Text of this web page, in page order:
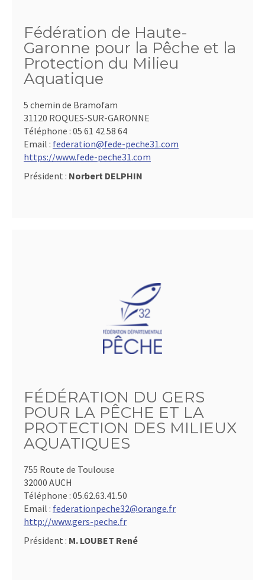
Fédération de Haute-
Garonne pour la Pêche et la
Protection du Milieu
Aquatique
5 chemin de Bramofam
31120 ROQUES-SUR-GARONNE
Téléphone : 05 61 42 58 64
Email : federation@fede-peche31.com
https://www.fede-peche31.com
Président : Norbert DELPHIN
FÉDÉRATION DU GERS
POUR LA PÊCHE ET LA
PROTECTION DES MILIEUX
AQUATIQUES
755 Route de Toulouse
32000 AUCH
Téléphone : 05.62.63.41.50
Email : federationpeche32@orange.fr
http://www.gers-peche.fr
Président : M. LOUBET René